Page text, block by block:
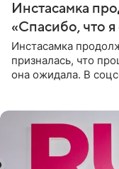
Инстасамка
«Спасибо, что
Инстасамка
призналась, что
она ожидала. В